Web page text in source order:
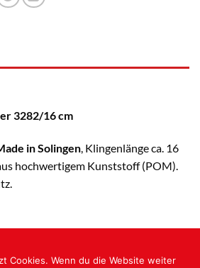
3282/16 cm
in Solingen, Klingenlänge ca. 16
hochwertigem Kunststoff (POM).
GESCHÄFTSBEDINGUNGEN
Cookies. Wenn du die Website weiter